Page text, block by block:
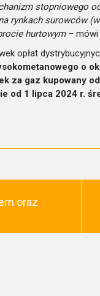
stopniowego
rynkach surowców
hurtowym– mówi
opłat
o
za gaz kupowany
od 1 lipca 2024 r.
oraz